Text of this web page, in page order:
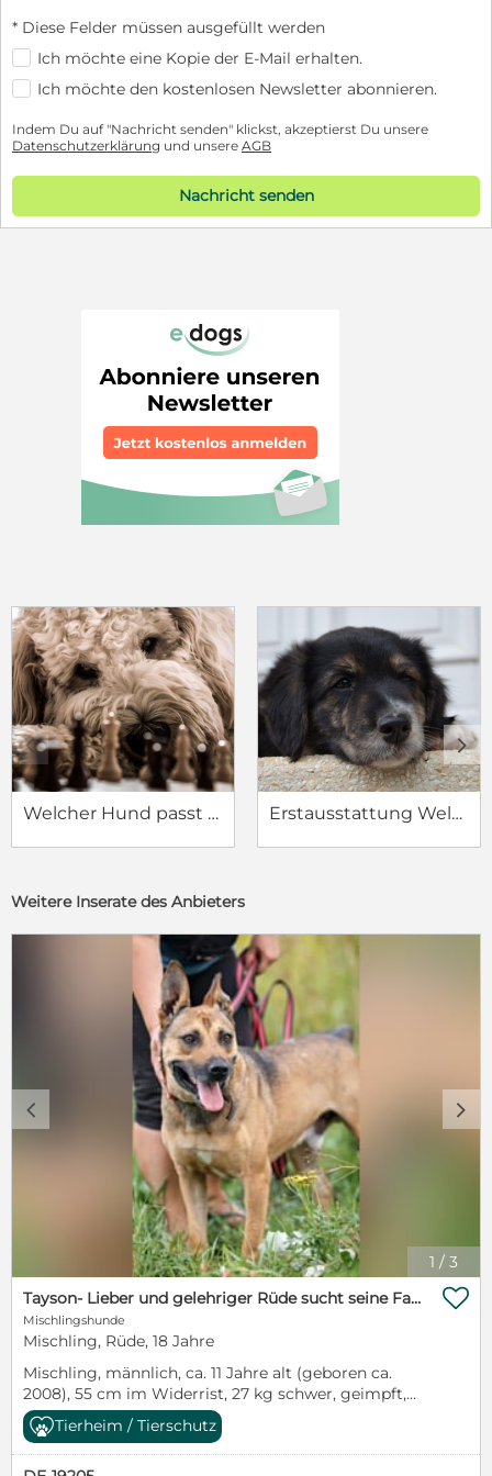
* Diese Felder müssen ausgefüllt werden
Ich möchte eine Kopie der E-Mail erhalten.
Ich möchte den kostenlosen Newsletter abonnieren.
Indem Du auf "Nachricht senden" klickst, akzeptierst Du unsere
Datenschutzerklärung und unsere AGB
Nachricht senden
Welcher Hund passt zu mir? Erstausstattung Welpe
c d
Weitere Inserate des Anbieters
1 / 3
c d
Tayson- Lieber und gelehriger Rüde sucht seine Familie
Mischlingshunde
Mischling, Rüde, 18 Jahre
Mischling, männlich, ca. 11 Jahre alt (geboren ca.
2008), 55 cm im Widerrist, 27 kg schwer, geimpft,
gechipt, kastriert, gesundEin wunderbarer, toller,
entzückender, unvergleichbarer Rüde, der beste auf
der Welt – davon ist das Pflegefrauchen von Tayson

Tierheim / Tierschutz